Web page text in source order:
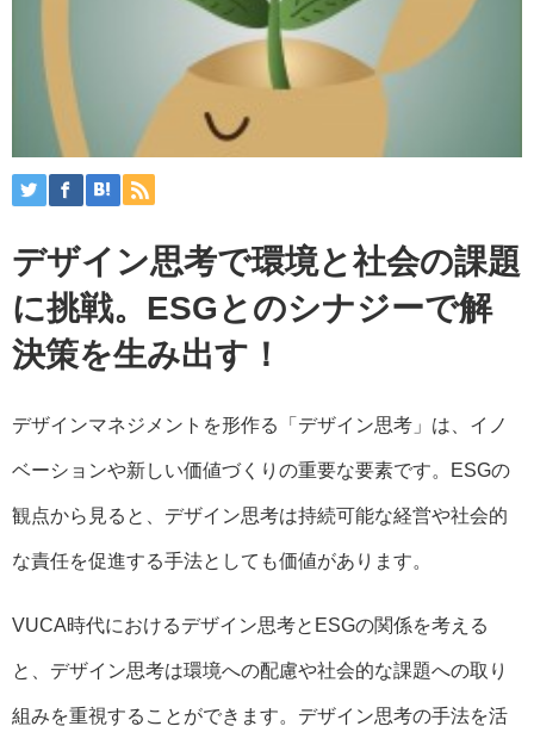
デザイン思考で環境と社会の課題
に挑戦。ESGとのシナジーで解
決策を生み出す！
デザインマネジメントを形作る「デザイン思考」は、イノ
ベーションや新しい価値づくりの重要な要素です。ESGの
観点から見ると、デザイン思考は持続可能な経営や社会的
な責任を促進する手法としても価値があります。
VUCA時代におけるデザイン思考とESGの関係を考える
と、デザイン思考は環境への配慮や社会的な課題への取り
組みを重視することができます。デザイン思考の手法を活